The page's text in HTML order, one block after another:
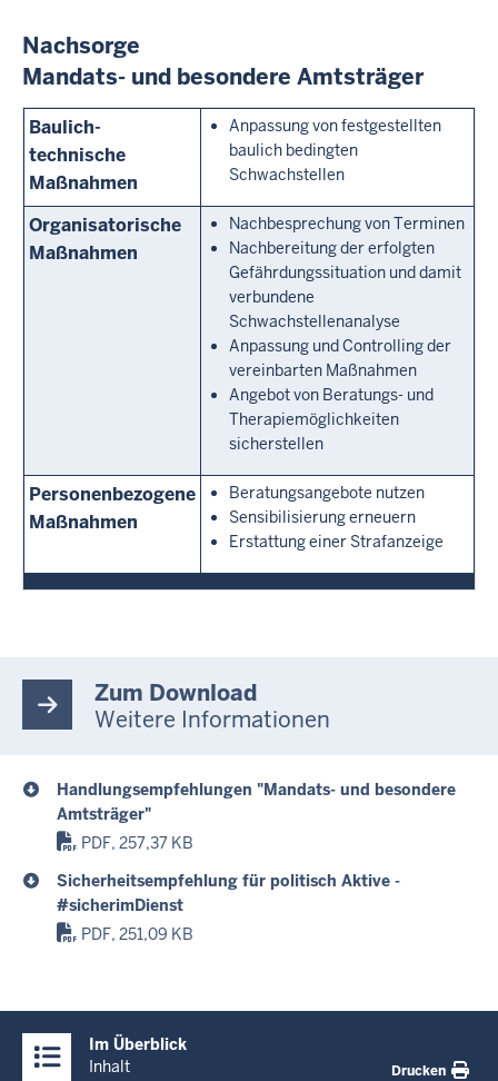
Nachsorge
Mandats- und besondere Amtsträger
Baulich-
technische
Maßnahmen
Anpassung von festgestellten
baulich bedingten
Schwachstellen
Organisatorische
Maßnahmen
Nachbesprechung von Terminen
Nachbereitung der erfolgten
Gefährdungssituation und damit
verbundene
Schwachstellenanalyse
Anpassung und Controlling der
vereinbarten Maßnahmen
Angebot von Beratungs- und
Therapiemöglichkeiten
sicherstellen
Personenbezogene
Maßnahmen
Beratungsangebote nutzen
Sensibilisierung erneuern
Erstattung einer Strafanzeige
Zum Download
Weitere Informationen
Handlungsempfehlungen "Mandats- und besondere
Amtsträger"
PDF, 257,37 KB
Sicherheitsempfehlung für politisch Aktive -
#sicherimDienst
PDF, 251,09 KB
Inhalte
Im Überblick
Inhalt
Drucken